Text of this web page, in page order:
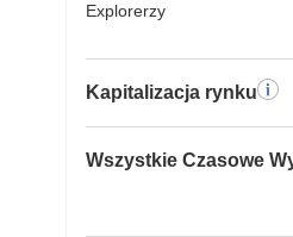
Explorerzy
Kapitalizacja rynku
Wszystkie Czasowe